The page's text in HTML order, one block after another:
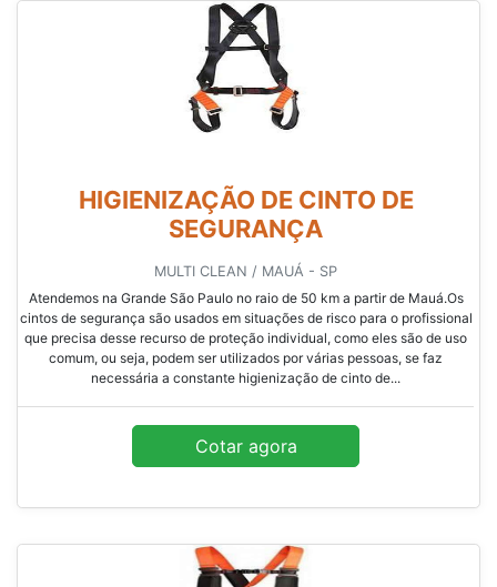
HIGIENIZAÇÃO DE CINTO DE
SEGURANÇA
MULTI CLEAN / MAUÁ - SP
Atendemos na Grande São Paulo no raio de 50 km a partir de Mauá.Os
cintos de segurança são usados em situações de risco para o profissional
que precisa desse recurso de proteção individual, como eles são de uso
comum, ou seja, podem ser utilizados por várias pessoas, se faz
necessária a constante higienização de cinto de...
Cotar agora